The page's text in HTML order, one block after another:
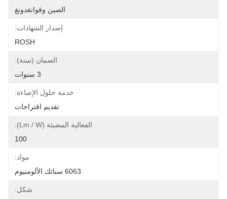
الصين وقوانغدونغ
إصدار الشهادات:
ROSH
الضمان (سنة):
خدمة حلول الإضاءة:
تقديم اقتراحات
الفعالية المضيئة (lm / W):
100
مواد:
6063 سبائك الألومنيوم
شكل: